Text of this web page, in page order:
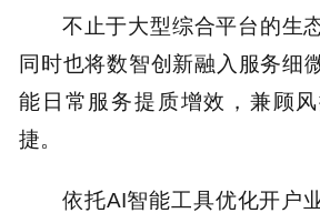
不止于大型综合平台的生
同时也将数智创新融入服务细
能日常服务提质增效，兼顾
捷。
依托AI智能工具优化开户